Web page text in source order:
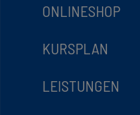
ONLINESHOP
KURSPLAN
LEISTUNGEN